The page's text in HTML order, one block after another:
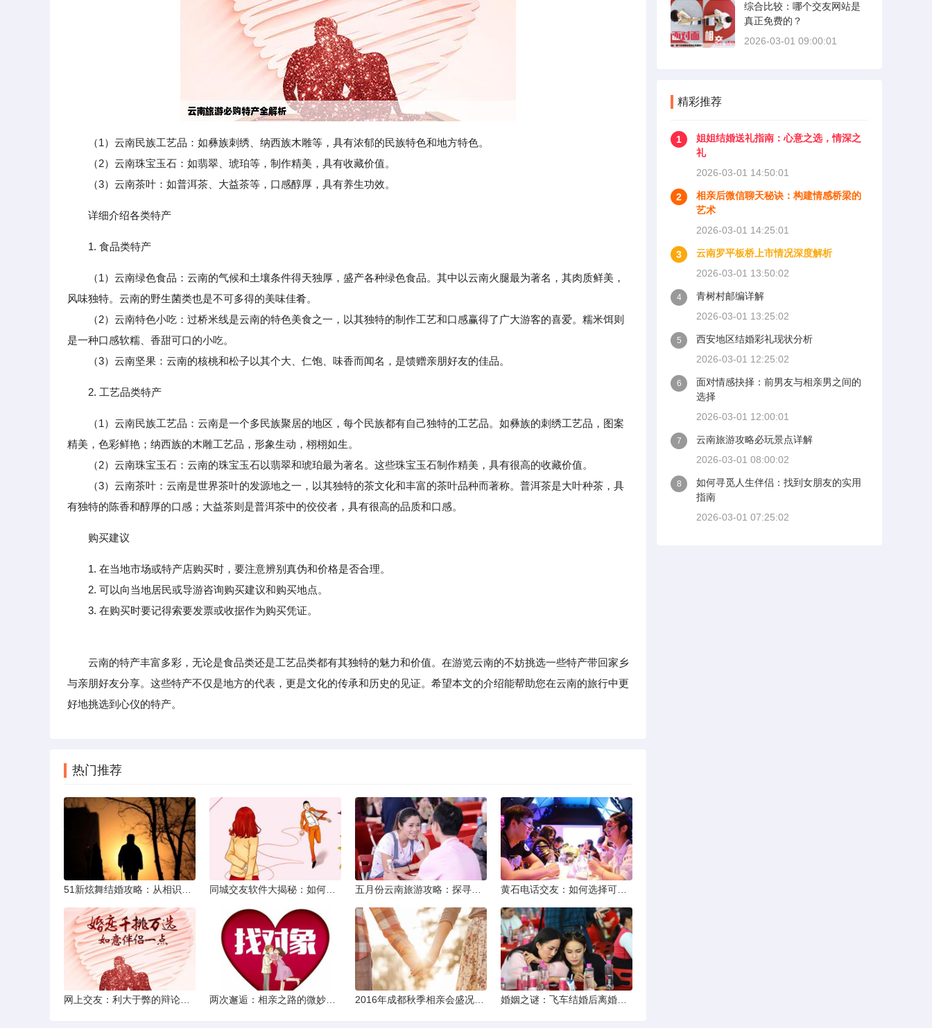
（1）云南民族工艺品：如彝族刺绣、纳西族木雕等，具有浓郁的民族特色和地方特色。
（2）云南珠宝玉石：如翡翠、琥珀等，制作精美，具有收藏价值。
（3）云南茶叶：如普洱茶、大益茶等，口感醇厚，具有养生功效。
详细介绍各类特产
1. 食品类特产
（1）云南绿色食品：云南的气候和土壤条件得天独厚，盛产各种绿色食品。其中以云南火腿最为著名，其肉质鲜美，
风味独特。云南的野生菌类也是不可多得的美味佳肴。
（2）云南特色小吃：过桥米线是云南的特色美食之一，以其独特的制作工艺和口感赢得了广大游客的喜爱。糯米饵则
是一种口感软糯、香甜可口的小吃。
（3）云南坚果：云南的核桃和松子以其个大、仁饱、味香而闻名，是馈赠亲朋好友的佳品。
2. 工艺品类特产
（1）云南民族工艺品：云南是一个多民族聚居的地区，每个民族都有自己独特的工艺品。如彝族的刺绣工艺品，图案
精美，色彩鲜艳；纳西族的木雕工艺品，形象生动，栩栩如生。
（2）云南珠宝玉石：云南的珠宝玉石以翡翠和琥珀最为著名。这些珠宝玉石制作精美，具有很高的收藏价值。
（3）云南茶叶：云南是世界茶叶的发源地之一，以其独特的茶文化和丰富的茶叶品种而著称。普洱茶是大叶种茶，具
有独特的陈香和醇厚的口感；大益茶则是普洱茶中的佼佼者，具有很高的品质和口感。
购买建议
1. 在当地市场或特产店购买时，要注意辨别真伪和价格是否合理。
2. 可以向当地居民或导游咨询购买建议和购买地点。
3. 在购买时要记得索要发票或收据作为购买凭证。
云南的特产丰富多彩，无论是食品类还是工艺品类都有其独特的魅力和价值。在游览云南的不妨挑选一些特产带回家乡
与亲朋好友分享。这些特产不仅是地方的代表，更是文化的传承和历史的见证。希望本文的介绍能帮助您在云南的旅行中更
好地挑选到心仪的特产。
热门推荐
综合比较：哪个交友网站是
真正免费的？
2026-03-01 09:00:01
精彩推荐
1
姐姐结婚送礼指南：心意之选，情深之
礼
2026-03-01 14:50:01
2
相亲后微信聊天秘诀：构建情感桥梁的
艺术
2026-03-01 14:25:01
3
云南罗平板桥上市情况深度解析
2026-03-01 13:50:02
4
青树村邮编详解
2026-03-01 13:25:02
5
西安地区结婚彩礼现状分析
2026-03-01 12:25:02
6
面对情感抉择：前男友与相亲男之间的
选择
2026-03-01 12:00:01
7
云南旅游攻略必玩景点详解
2026-03-01 08:00:02
8
如何寻觅人生伴侣：找到女朋友的实用
指南
2026-03-01 07:25:02